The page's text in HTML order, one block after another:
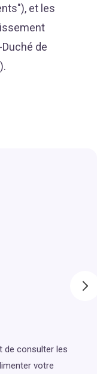
et les
de
de consulter les
votre